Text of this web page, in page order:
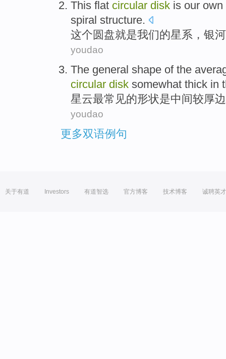
This flat circular disk is our own
spiral structure.
这个圆盘就是我们的星系 ， 银
youdao
The general shape ofthe
circular disk somewhat thick in
星云最常见的形状是中间较厚
youdao
更多双语例句
关于有道 Investors 有道智选 官方博客 技术博客 诚聘英才